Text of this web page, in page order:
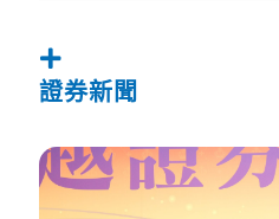
證券新聞